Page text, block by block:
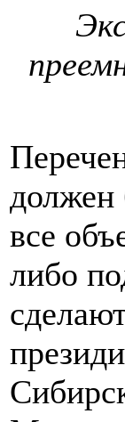
должен
все
либо